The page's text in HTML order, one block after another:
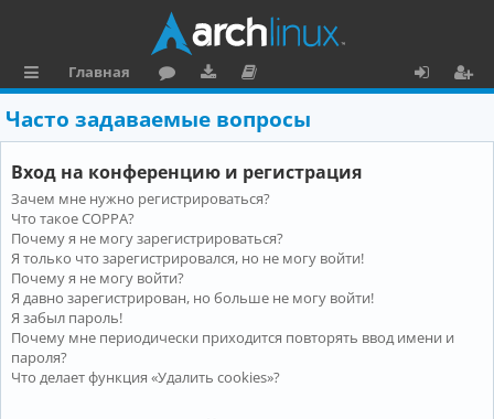
ы
л
к
и
Главная
ру
м
ру
зк
и
ку
м
е
н
та
ц
и
я
о
и
Часто задаваемые вопросы
Вход на конференцию и регистрация
Зачем мне нужно регистрироваться?
Что такое COPPA?
Почему я не могу зарегистрироваться?
Я только что зарегистрировался, но не могу войти!
Почему я не могу войти?
Я давно зарегистрирован, но больше не могу войти!
Я забыл пароль!
Почему мне периодически приходится повторять ввод имени и
пароля?
Что делает функция «Удалить cookies»?